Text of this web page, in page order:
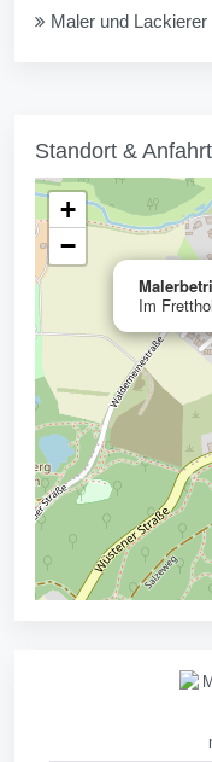
Maler und Lackierer
Standort & Anfahrt
Im
+
−